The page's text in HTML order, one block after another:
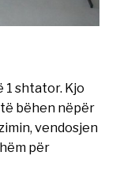
1 shtator. Kjo
bëhen nëpër
vendosjen
për